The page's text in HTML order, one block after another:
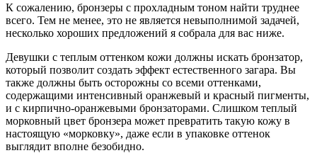
К сожалению, бронзеры с прохладным тоном найти труднее
всего. Тем не менее, это не является невыполнимой задачей,
несколько хороших предложений я собрала для вас ниже.
Девушки с теплым оттенком кожи должны искать бронзатор,
который позволит создать эффект естественного загара. Вы
также должны быть осторожны со всеми оттенками,
содержащими интенсивный оранжевый и красный пигменты,
и с кирпично-оранжевыми бронзаторами. Слишком теплый
морковный цвет бронзера может превратить такую кожу в
настоящую «морковку», даже если в упаковке оттенок
выглядит вполне безобидно.